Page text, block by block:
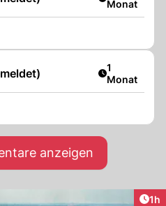
Monat
Artikel
1
Monat
anzeigen
1h